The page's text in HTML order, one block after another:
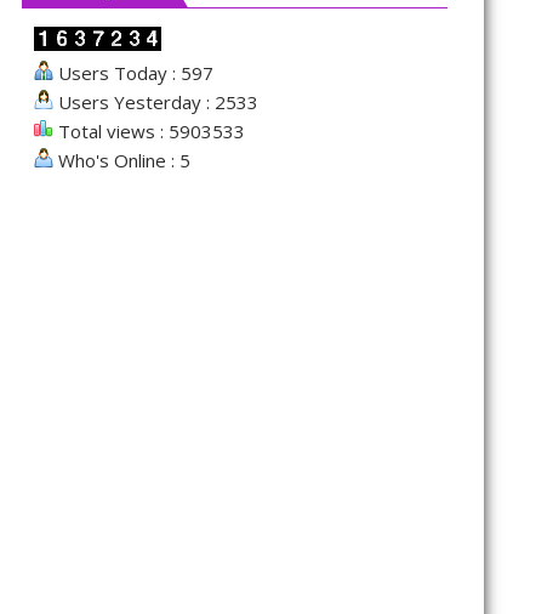
Users Today : 597
Users Yesterday : 2533
Total views : 5903533
Who's Online : 5